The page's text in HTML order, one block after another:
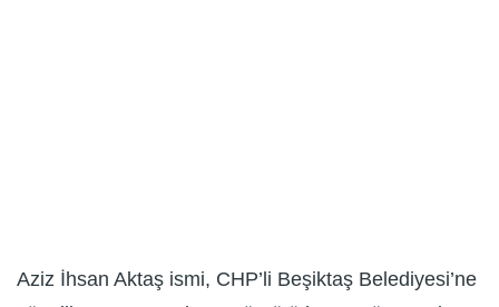
Aziz İhsan Aktaş ismi, CHP’li Beşiktaş Belediyesi’ne